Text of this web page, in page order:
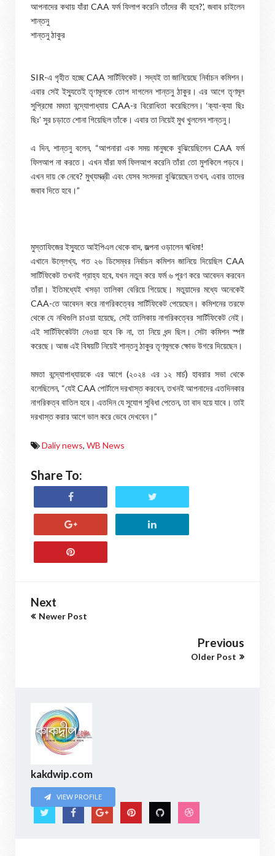
আপনাদের কথায় যাঁরা CAA ফর্ম ফিলাপ করেনি তাঁদের কী হবে?', জবাব চাইলেন
শান্তনু
শান্তনু ঠাকুর
SIR-এ গৃহীত হচ্ছে CAA সার্টিফিকেট। সদ্যই তা জানিয়েছে নির্বাচন কমিশন।
এবার সেই ইস্যুতেই তৃণমূলকে তোপ দাগলেন শান্তনু ঠাকুর। এর আগে তৃণমূল
সুপ্রিমো মমতা বন্দ্যোপাধ্যায় CAA-র বিরোধিতা করেছিলেন। ‘ক্যা-ক্যা ছিঃ
ছিঃ’ সুর চড়াতে শোনা গিয়েছিল তাঁকে। এবার তা নিয়েই মুখ খুললেন শান্তনু।
এ দিন, শান্তনু বলেন, “আপনারা এক সময় মানুষকে বুঝিয়েছিলেন CAA ফর্ম
ফিলআপ না করতে। এখন যাঁরা ফর্ম ফিলআপ করেনি তাঁরা তো মুশকিলে পড়বে।
এখন দায় কে নেবে? মুখ্যমন্ত্রী এবং যেসব সংসদরা বুঝিয়েছেন তখন, এবার তাদের
জবাব দিতে হবে।”
মুস্তাফিজের ইস্যুতে আইপিএল থেকে বাদ, জল্পনা ওড়ালেন ঋধিমা!
এখানে উল্লেখ্য, গত ২৬ ডিসেম্বর নির্বাচন কমিশন জানিয়ে দিয়েছিল CAA
সার্টিফিকেট তখনই গ্রাহ্য হবে, যখন নতুন করে ফর্ম ৬ পূরণ করে আবেদন করবেন
তাঁরা। ইতিমধ্যেই খসড়া তালিকা বেরিয়ে গিয়েছে। মতুয়াদের মধ্যে অনেকেই
CAA-তে আবেদন করে নাগরিকত্বের সার্টিফিকেট পেয়েছেন। কমিশনের তরফে
থেকে যে নথিগুলি চাওয়া হয়েছে, সেই তালিকায় নাগরিকত্বের সার্টিফিকেট নেই।
এই সার্টিফিকেটটা নেওয়া হবে কি না, তা নিয়ে ধন্দ ছিল। সেটা কমিশন স্পষ্ট
করেছে। আজ এই বিষয়টি নিয়েই শান্তনু ঠাকুর তৃণমূলকে ক্ষোভ উগরে দিয়েছেন।
মমতা বন্দ্যোপাধ্যায়কে এর আগে (২০২৪ এর ১২ মার্চ) হাবরার সভা থেকে
বলেছিলেন, “যেই CAA পোর্টালে দরখাস্ত করবেন, তখনই আপনাদের এতদিনকার
নাগরিকত্ব বাতিল হবে। এতদিন যে সুযোগ সুবিধা পেতেন, তা বাদ হয়ে যাবে। তাই
দরখাস্ত করার আগে ভাল করে ভেবে দেখবেন।”
Daliy news, WB News
Share To:
Next
Newer Post
Previous
Older Post
kakdwip.com
VIEW PROFILE